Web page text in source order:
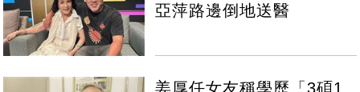
亞萍路邊倒地送醫
姜厚任女友稱學歷「3碩1